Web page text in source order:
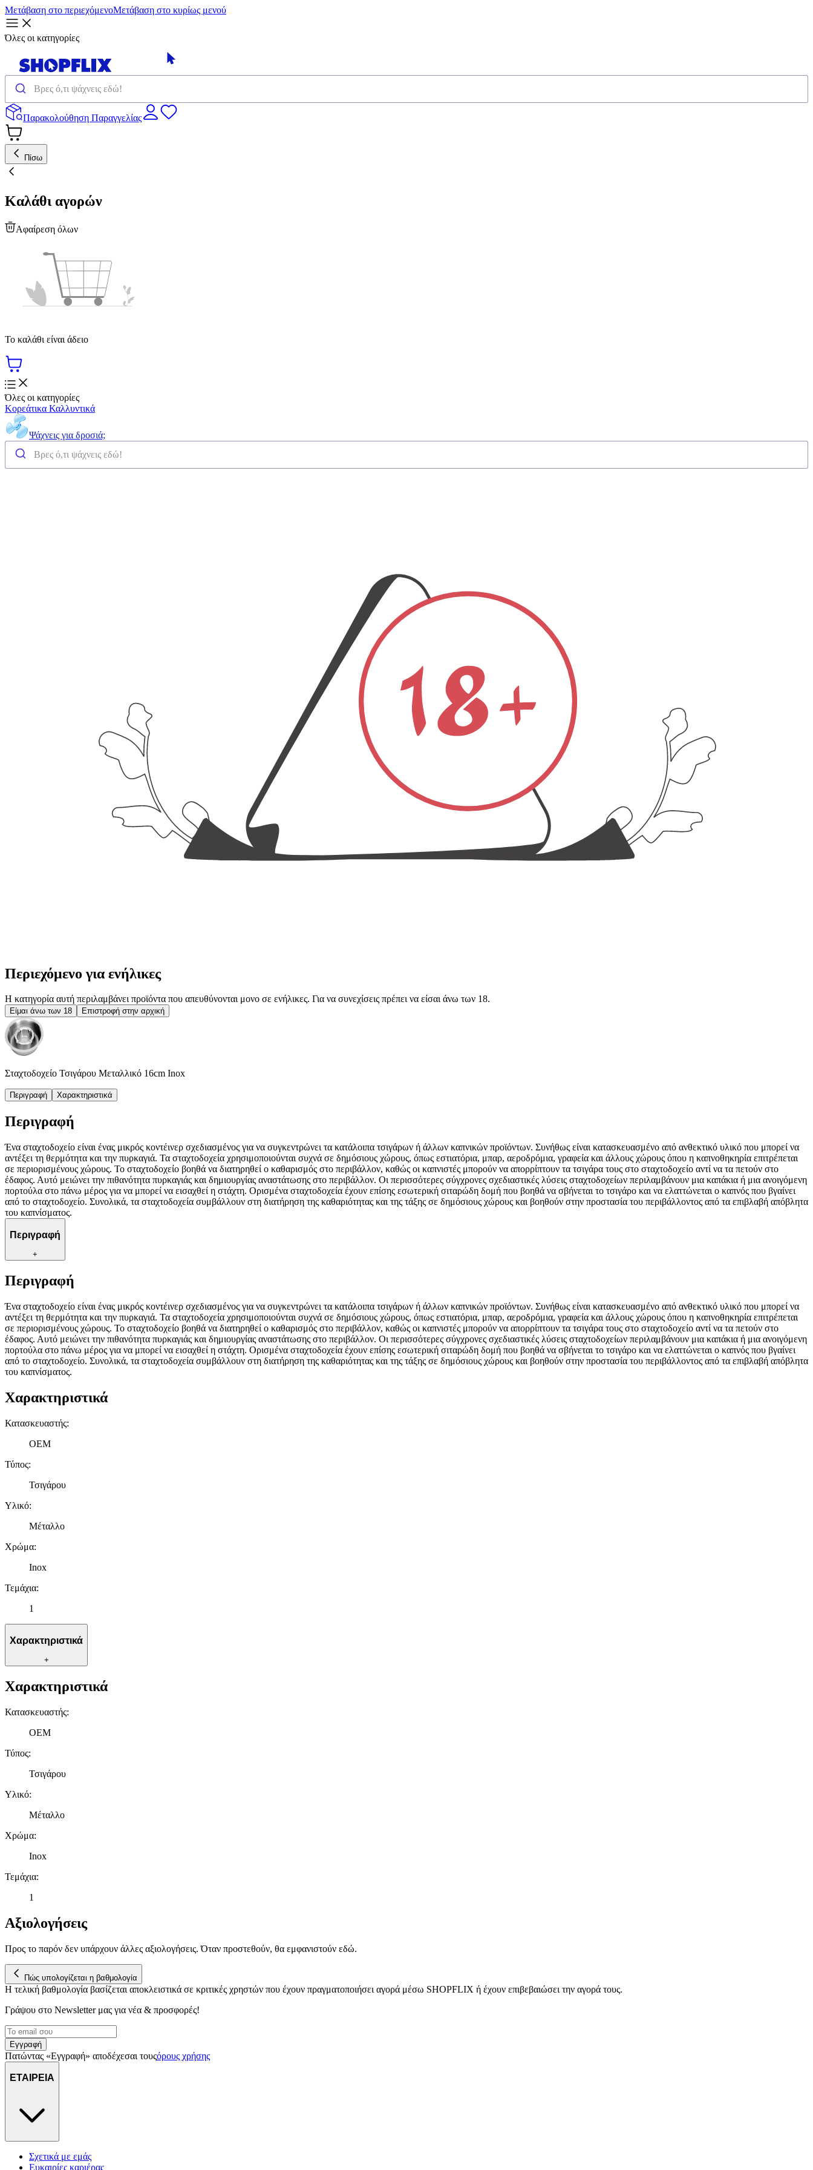
Μετάβαση στο περιεχόμενοΜετάβαση στο κυρίως μενού
Όλες οι κατηγορίες
Παρακολούθηση Παραγγελίας
Πίσω
Καλάθι αγορών
Αφαίρεση όλων
Το καλάθι είναι άδειο
Όλες οι κατηγορίες
Κορεάτικα Καλλυντικά
Ψάχνεις για δροσιά;
Περιεχόμενο για ενήλικες
Η κατηγορία αυτή περιλαμβάνει προϊόντα που απευθύνονται μονο σε ενήλικες. Για να συνεχίσεις πρέπει να είσαι άνω των 18.
Είμαι άνω των 18 Επιστροφή στην αρχική
Σταχτοδοχείο Τσιγάρου Μεταλλικό 16cm Inox
Περιγραφή Χαρακτηριστικά
Περιγραφή
Ένα σταχτοδοχείο είναι ένας μικρός κοντέινερ σχεδιασμένος για να συγκεντρώνει τα κατάλοιπα τσιγάρων ή άλλων καπνικών προϊόντων. Συνήθως είναι κατασκευασμένο από ανθεκτικό υλικό που μπορεί να
αντέξει τη θερμότητα και την πυρκαγιά. Τα σταχτοδοχεία χρησιμοποιούνται συχνά σε δημόσιους χώρους, όπως εστιατόρια, μπαρ, αεροδρόμια, γραφεία και άλλους χώρους όπου η καπνοθηκηρία επιτρέπεται
σε περιορισμένους χώρους. Το σταχτοδοχείο βοηθά να διατηρηθεί ο καθαρισμός στο περιβάλλον, καθώς οι καπνιστές μπορούν να απορρίπτουν τα τσιγάρα τους στο σταχτοδοχείο αντί να τα πετούν στο
έδαφος. Αυτό μειώνει την πιθανότητα πυρκαγιάς και δημιουργίας αναστάτωσης στο περιβάλλον. Οι περισσότερες σύγχρονες σχεδιαστικές λύσεις σταχτοδοχείων περιλαμβάνουν μια καπάκια ή μια ανοιγόμενη
πορτούλα στο πάνω μέρος για να μπορεί να εισαχθεί η στάχτη. Ορισμένα σταχτοδοχεία έχουν επίσης εσωτερική σιταρώδη δομή που βοηθά να σβήνεται το τσιγάρο και να ελαττώνεται ο καπνός που βγαίνει
από το σταχτοδοχείο. Συνολικά, τα σταχτοδοχεία συμβάλλουν στη διατήρηση της καθαριότητας και της τάξης σε δημόσιους χώρους και βοηθούν στην προστασία του περιβάλλοντος από τα επιβλαβή απόβλητα
του καπνίσματος.
Περιγραφή
+
Περιγραφή
Ένα σταχτοδοχείο είναι ένας μικρός κοντέινερ σχεδιασμένος για να συγκεντρώνει τα κατάλοιπα τσιγάρων ή άλλων καπνικών προϊόντων. Συνήθως είναι κατασκευασμένο από ανθεκτικό υλικό που μπορεί να
αντέξει τη θερμότητα και την πυρκαγιά. Τα σταχτοδοχεία χρησιμοποιούνται συχνά σε δημόσιους χώρους, όπως εστιατόρια, μπαρ, αεροδρόμια, γραφεία και άλλους χώρους όπου η καπνοθηκηρία επιτρέπεται
σε περιορισμένους χώρους. Το σταχτοδοχείο βοηθά να διατηρηθεί ο καθαρισμός στο περιβάλλον, καθώς οι καπνιστές μπορούν να απορρίπτουν τα τσιγάρα τους στο σταχτοδοχείο αντί να τα πετούν στο
έδαφος. Αυτό μειώνει την πιθανότητα πυρκαγιάς και δημιουργίας αναστάτωσης στο περιβάλλον. Οι περισσότερες σύγχρονες σχεδιαστικές λύσεις σταχτοδοχείων περιλαμβάνουν μια καπάκια ή μια ανοιγόμενη
πορτούλα στο πάνω μέρος για να μπορεί να εισαχθεί η στάχτη. Ορισμένα σταχτοδοχεία έχουν επίσης εσωτερική σιταρώδη δομή που βοηθά να σβήνεται το τσιγάρο και να ελαττώνεται ο καπνός που βγαίνει
από το σταχτοδοχείο. Συνολικά, τα σταχτοδοχεία συμβάλλουν στη διατήρηση της καθαριότητας και της τάξης σε δημόσιους χώρους και βοηθούν στην προστασία του περιβάλλοντος από τα επιβλαβή απόβλητα
του καπνίσματος.
Χαρακτηριστικά
Κατασκευαστής:
OEM
Τύπος:
Τσιγάρου
Υλικό:
Μέταλλο
Χρώμα:
Inox
Τεμάχια:
1
Χαρακτηριστικά
+
Χαρακτηριστικά
Κατασκευαστής:
OEM
Τύπος:
Τσιγάρου
Υλικό:
Μέταλλο
Χρώμα:
Inox
Τεμάχια:
1
Αξιολογήσεις
Προς το παρόν δεν υπάρχουν άλλες αξιολογήσεις. Όταν προστεθούν, θα εμφανιστούν εδώ.
Πώς υπολογίζεται η βαθμολογία
Η τελική βαθμολογία βασίζεται αποκλειστικά σε κριτικές χρηστών που έχουν πραγματοποιήσει αγορά μέσω SHOPFLIX ή έχουν επιβεβαιώσει την αγορά τους.
Γράψου στο Νewsletter μας για νέα & προσφορές!
Εγγραφή
Πατώντας «Εγγραφή» αποδέχεσαι τουςόρους χρήσης
ΕΤΑΙΡΕΙΑ
Σχετικά με εμάς
Ευκαιρίες καριέρας